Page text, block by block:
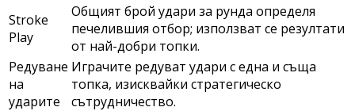
Stroke
Play
Общият брой удари за рунда определя
печелившия отбор; използват се резултати
от най-добри топки.
Редуване
на
ударите
Играчите редуват удари с една и съща
топка, изисквайки стратегическо
сътрудничество.